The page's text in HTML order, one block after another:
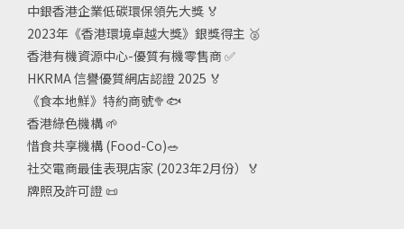
中銀香港企業低碳環保領先大獎 🏅
2023年《香港環境卓越大獎》銀獎得主 🥈
香港有機資源中心-優質有機零售商✅
HKRMA 信譽優質網店認證 2025 🏅
《食本地鮮》特約商號🥦🐟
香港綠色機構 🌱
惜食共享機構 (Food-Co)🥗
社交電商最佳表現店家 (2023年2月份）🏅
牌照及許可證 📜